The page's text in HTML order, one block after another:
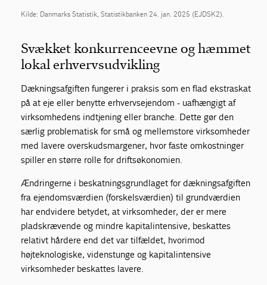
Kilde: Danmarks Statistik, Statistikbanken 24. jan. 2025 (EJDSK2).
Svækket konkurrenceevne og hæmmet
lokal erhvervsudvikling
Dækningsafgiften fungerer i praksis som en flad ekstraskat
på at eje eller benytte erhvervsejendom - uafhængigt af
virksomhedens indtjening eller branche. Dette gør den
særlig problematisk for små og mellemstore virksomheder
med lavere overskudsmargener, hvor faste omkostninger
spiller en større rolle for driftsøkonomien.
Ændringerne i beskatningsgrundlaget for dækningsafgiften
fra ejendomsværdien (forskelsværdien) til grundværdien
har endvidere betydet, at virksomheder, der er mere
pladskrævende og mindre kapitalintensive, beskattes
relativt hårdere end det var tilfældet, hvorimod
højteknologiske, videnstunge og kapitalintensive
virksomheder beskattes lavere.